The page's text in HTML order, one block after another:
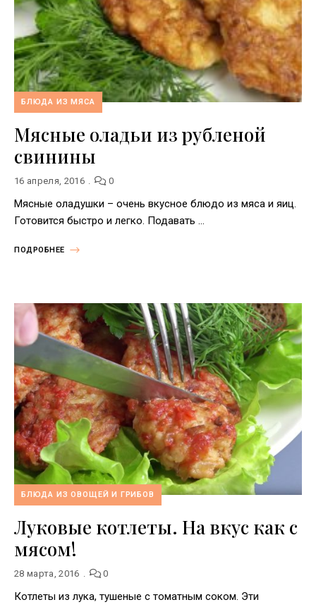
БЛЮДА ИЗ МЯСА
Мясные оладьи из рубленой
свинины
16 апреля, 2016 0
Мясные оладушки – очень вкусное блюдо из мяса и яиц.
Готовится быстро и легко. Подавать …
ПОДРОБНЕЕ
БЛЮДА ИЗ ОВОЩЕЙ И ГРИБОВ
Луковые котлеты. На вкус как с
мясом!
28 марта, 2016 0
Котлеты из лука, тушеные с томатным соком. Эти